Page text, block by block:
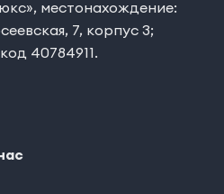
местонахождение:
7, корпус 3;
40784911.